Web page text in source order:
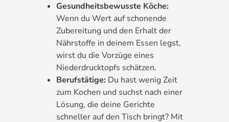
Gesundheitsbewusste Köche:
Wenn du Wert auf schonende
Zubereitung und den Erhalt der
Nährstoffe in deinem Essen legst,
wirst du die Vorzüge eines
Niederdrucktopfs schätzen.
Berufstätige: Du hast wenig Zeit
zum Kochen und suchst nach einer
Lösung, die deine Gerichte
schneller auf den Tisch bringt? Mit